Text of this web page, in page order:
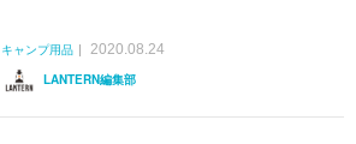
キャンプ用品
2020.08.24
LANTERN編集部